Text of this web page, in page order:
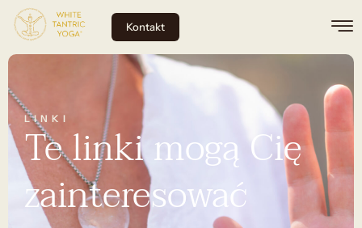
Kontakt
LINKI
Te linki mogą Cię
zainteresować